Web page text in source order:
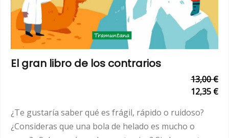
El gran libro de los contrarios
13,00 €
12,35 €
¿Te gustaría saber qué es frágil, rápido o ruidoso?
¿Consideras que una bola de helado es mucho o